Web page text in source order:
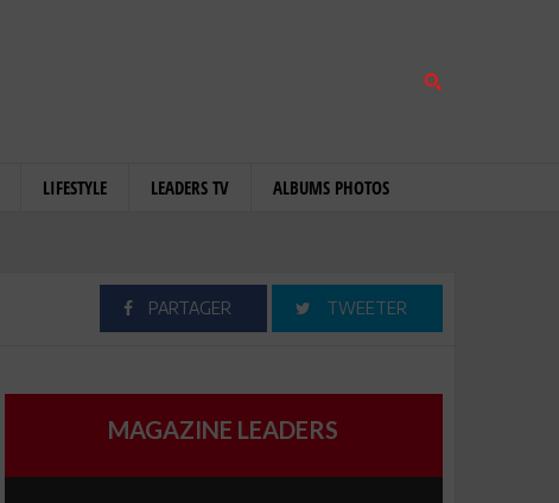
LIFESTYLE LEADERS TV ALBUMS PHOTOS
PARTAGER TWEETER
MAGAZINE LEADERS